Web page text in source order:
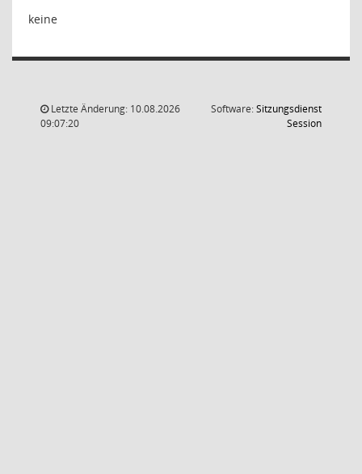
keine
Letzte Änderung: 10.08.2026
09:07:20
Software:Sitzungsdienst
Session(Wird in